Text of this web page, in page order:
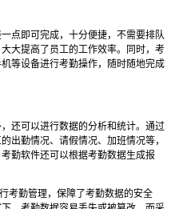
点即可完成，十分便捷，不需要排队
大提高了员工的工作效率。同时，考
等设备进行考勤操作，随时随地完成
还可以进行数据的分析和统计。通过
出勤情况、请假情况、加班情况等，
勤软件还可以根据考勤数据生成报
考勤管理，保障了考勤数据的安全